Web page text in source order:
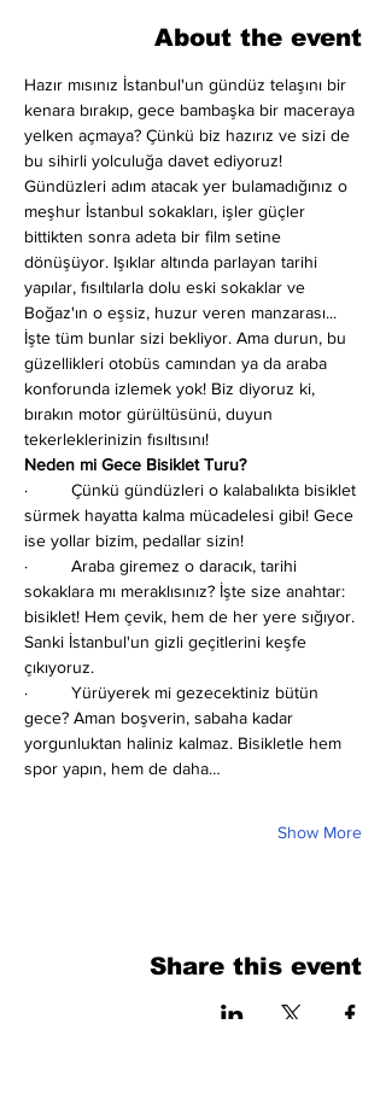
About the event
Hazır mısınız İstanbul'un gündüz telaşını bir
kenara bırakıp, gece bambaşka bir maceraya
yelken açmaya? Çünkü biz hazırız ve sizi de
bu sihirli yolculuğa davet ediyoruz!
Gündüzleri adım atacak yer bulamadığınız o
meşhur İstanbul sokakları, işler güçler
bittikten sonra adeta bir film setine
dönüşüyor. Işıklar altında parlayan tarihi
yapılar, fısıltılarla dolu eski sokaklar ve
Boğaz'ın o eşsiz, huzur veren manzarası...
İşte tüm bunlar sizi bekliyor. Ama durun, bu
güzellikleri otobüs camından ya da araba
konforunda izlemek yok! Biz diyoruz ki,
bırakın motor gürültüsünü, duyun
tekerleklerinizin fısıltısını!
Neden mi Gece Bisiklet Turu?
·         Çünkü gündüzleri o kalabalıkta bisiklet
sürmek hayatta kalma mücadelesi gibi! Gece
ise yollar bizim, pedallar sizin!
·         Araba giremez o daracık, tarihi
sokaklara mı meraklısınız? İşte size anahtar:
bisiklet! Hem çevik, hem de her yere sığıyor.
Sanki İstanbul'un gizli geçitlerini keşfe
çıkıyoruz.
·         Yürüyerek mi gezecektiniz bütün
gece? Aman boşverin, sabaha kadar
yorgunluktan haliniz kalmaz. Bisikletle hem
spor yapın, hem de daha…
Show More
Share this event